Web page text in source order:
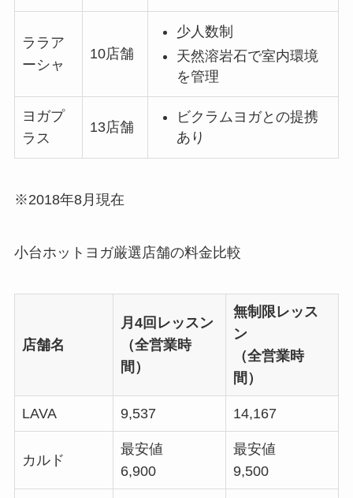
ララア
ーシャ
10店舗
少人数制
天然溶岩石で室内環境
を管理
ヨガプ
ラス
13店舗
ビクラムヨガとの提携
あり
※2018年8月現在
小台ホットヨガ厳選店舗の料金比較
店舗名
月4回レッスン
（全営業時
間）
無制限レッス
ン
（全営業時
間）
LAVA 9,537 14,167
カルド
最安値
6,900
最安値
9,500